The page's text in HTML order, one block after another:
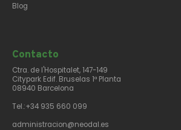
Blog
Contacto​
Ctra. de l'Hospitalet, 147-149
Citypark Edif. Bruselas 1ª Planta
08940 Barcelona
Tel.:+34 935 660 099
administracion@neodal.es